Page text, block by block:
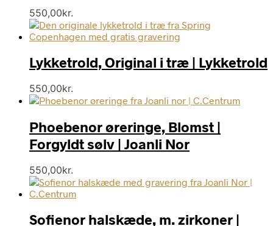
550,00kr.
Lykketrold, Original i træ | Lykketrold
550,00kr.
Phoebenor øreringe, Blomst |
Forgyldt sølv | Joanli Nor
550,00kr.
Sofienor halskæde, m. zirkoner |